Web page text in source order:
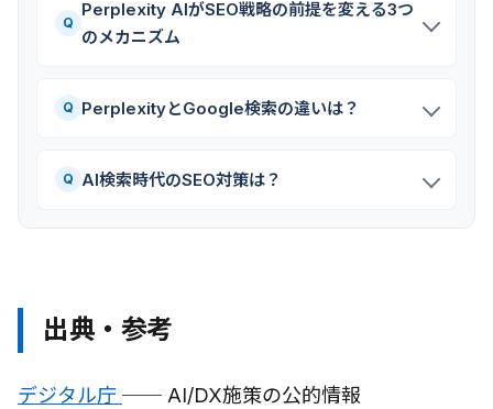
Q
Perplexity AIがSEO戦略の前提を変える3つ
のメカニズム
Q PerplexityとGoogle検索の違いは？
Q AI検索時代のSEO対策は？
出典・参考
デジタル庁 ── AI/DX施策の公的情報